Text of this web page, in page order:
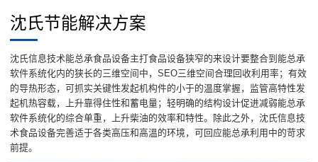
沈氏节能解决方案
沈氏信息技术能总承食品设备主打食品设备狭窄的来设计要整合到能总承
软件系统化内的狭长的三维空间中，SEO三维空间合理回收利用率；有效
的导热形态，可抓实关键性发起机构件的小于的温度掌握，监管高特性发
起机热容载，上升靠得住性和蓄电量；轻明确的结构设计促进减弱能总承
软件系统化的综合单重，上升柴油的效率和特性。除此之外，沈氏信息技
术食品设备完善适于各类高压和高溫的环境，可回应能总承利用中的苛求
前提。